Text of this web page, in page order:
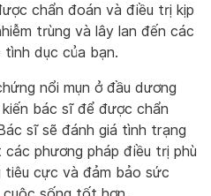
chẩn đoán và điều trị kịp
trùng và lây lan đến các
dục của bạn.
nổi mụn ở đầu dương
​​bác sĩ để được chẩn
sĩ sẽ đánh giá tình trạng
phương pháp điều trị phù
cực và đảm bảo sức